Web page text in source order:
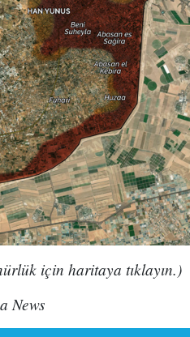
için haritaya tıklayın.)
News